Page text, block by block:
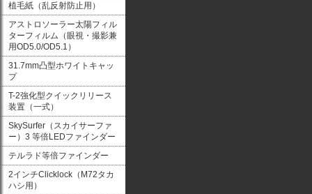
植毛紙（乱反射防止用）
アストロソーラー太陽フィル
ターフィルム（眼視・撮影兼
用OD5.0/OD5.1）
31.7mm凸型ホワイトキャッ
プ
T-2強化型クイックリリース
装置（一式）
SkySurfer（スカイサーファ
ー）3 等倍LEDファインダー
テルラド等倍ファインダー
2インチClicklock（M72タカ
ハシ用）